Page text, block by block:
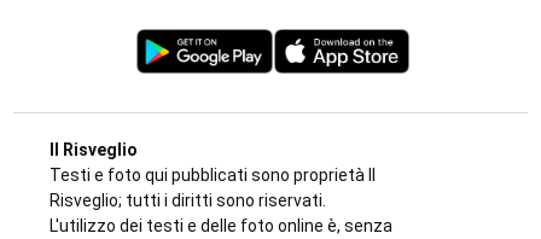
Il Risveglio
Testi e foto qui pubblicati sono proprietà Il
Risveglio; tutti i diritti sono riservati.
L'utilizzo dei testi e delle foto online è, senza